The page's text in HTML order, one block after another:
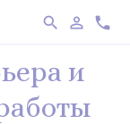
search person_outline phone
и